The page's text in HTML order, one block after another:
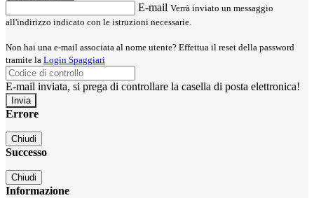
E-mail Verrà inviato un messaggio
all'indirizzo indicato con le istruzioni necessarie.
Non hai una e-mail associata al nome utente? Effettua il reset della password
tramite la Login Spaggiari
E-mail inviata, si prega di controllare la casella di posta elettronica!
Errore
Chiudi
Successo
Chiudi
Informazione